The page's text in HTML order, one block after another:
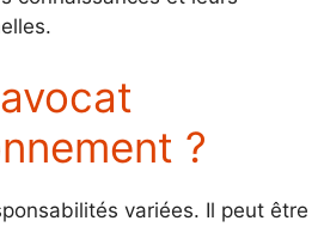
?
variées. Il peut être